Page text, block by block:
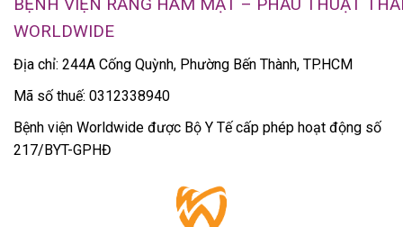
WORLDWIDE
Địa chỉ: 244A Cống Quỳnh, Phường Bến Thành, TP.HCM
Mã số thuế: 0312338940
Bệnh viện Worldwide được Bộ Y Tế cấp phép hoạt động số
217/BYT-GPHĐ